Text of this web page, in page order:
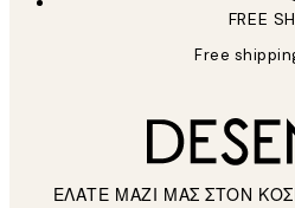
FREE
Free
ΕΛΑΤΕ ΜΑΖΙ ΜΑΣ ΣΤΟΝ